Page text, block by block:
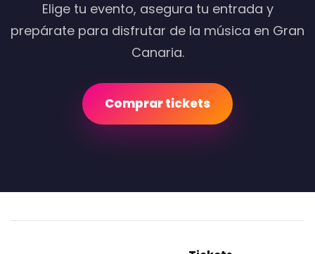
Elige tu evento, asegura tu entrada y
prepárate para disfrutar de la música en Gran
Canaria.
Comprar tickets